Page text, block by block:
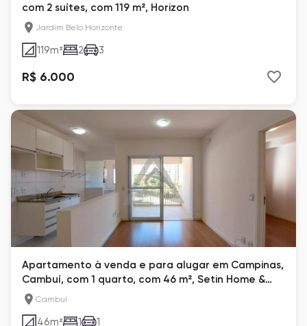
com 2 suítes, com 119 m², Horizon
Jardim Belo Horizonte
119m² 2 3
R$ 6.000
Apartamento à venda e para alugar em Campinas,
Cambuí, com 1 quarto, com 46 m², Setin Home &
LifeCambuí
46m² 1 1